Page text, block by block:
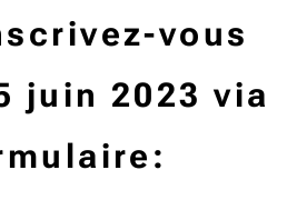
vous
juin 2023 via